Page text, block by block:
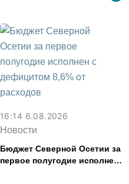
16:14 6.08.2026
Новости
Бюджет Северной Осетии за
первое полугодие исполнен